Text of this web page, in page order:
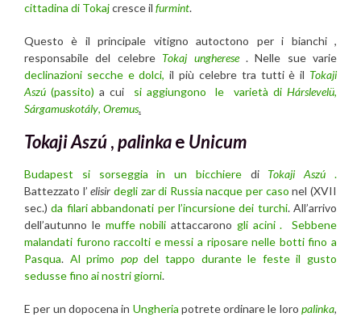
cittadina di Tokajcresce il furmint.
Questo è il principale vitigno autoctono per i bianchi ,
responsabile del celebre Tokaj ungherese. Nelle sue varie
declinazioni secche e dolci, il più celebre tra tutti è il Tokaji
Aszú (passito) a cui si aggiungono le varietà diHárslevelü,
Sárgamuskotály, Oremus.
Tokaji Aszú,palinkae Unicum
Budapest si sorseggia in un bicchieredi Tokaji Aszú .
Battezzato l’elisir degli zar di Russia nacque per caso nel (XVII
sec.)da filari abbandonati per l’incursione dei turchi. All’arrivo
dell’autunno le muffe nobili attaccarono gli acini . Sebbene
malandati furono raccolti e messi a riposare nelle botti fino a
Pasqua. Al primo popdel tappo durante le feste il gusto
sedusse fino ai nostri giorni.
E per un dopocena in Ungheria potrete ordinare le loro palinka,